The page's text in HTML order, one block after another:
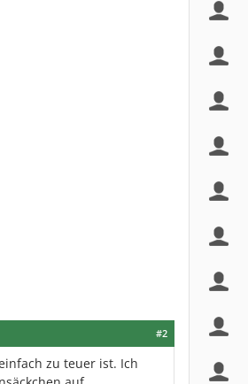
#2
zu teuer ist. Ich